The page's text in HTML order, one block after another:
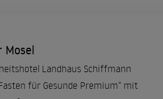
Mosel
Landhaus Schiffmann
für Gesunde Premium“ mit